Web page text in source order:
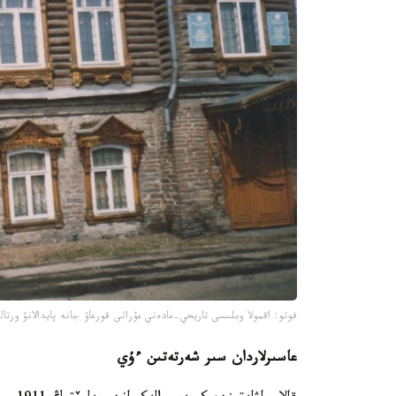
فوتو: اقمولا وبلىسى تاريحي-مادەني مۇرانى قورعاۋ جانە پايدالانۋ
عاسىرلاردان سىر شەرتەتىن ءۇي